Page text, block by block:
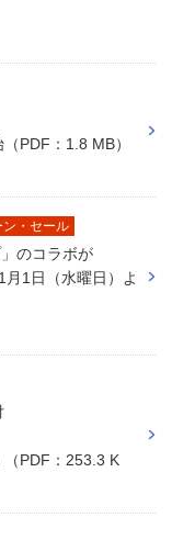
PDF：1.8 MB）
ン・セール
のコラボが
⽉1⽇（⽔曜⽇）よ
PDF：253.3 K